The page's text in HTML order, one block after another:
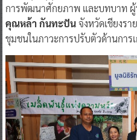
การพัฒนาศักยภาพ และบทบาท
คุณหล้า กันทะปันจังหวัดเชียงร
ชุมชนในภาวะการปรับตัวด้านการ